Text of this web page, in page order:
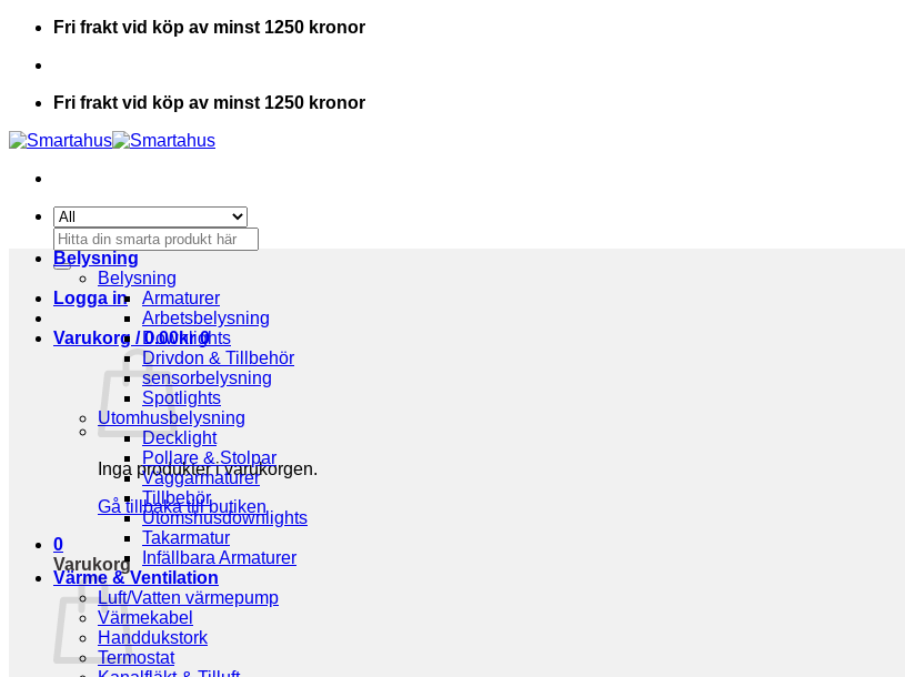
Skip
content
Fri frakt vid köp av minst 1250 kronor
Fri frakt vid köp av minst 1250 kronor
Sök
efter:
Logga in
Varukorg /0.00kr 0
Inga produkter i varukorgen.
Gå tillbaka till butiken
0
Varukorg
Belysning
Belysning
Armaturer
Arbetsbelysning
Downlights
Drivdon & Tillbehör
sensorbelysning
Spotlights
Utomhusbelysning
Decklight
Pollare & Stolpar
Väggarmaturer
Tillbehör
Utomshusdownlights
Takarmatur
Infällbara Armaturer
Värme & Ventilation
Luft/Vatten värmepump
Värmekabel
Handdukstork
Termostat